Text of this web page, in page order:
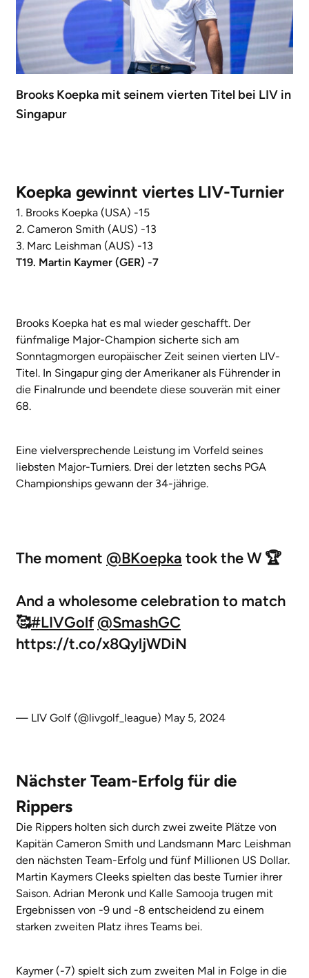
Brooks Koepka mit seinem vierten Titel bei LIV in
Singapur
Koepka gewinnt viertes LIV-Turnier
1. Brooks Koepka (USA) -15
2. Cameron Smith (AUS) -13
3. Marc Leishman (AUS) -13
T19. Martin Kaymer (GER) -7
Brooks Koepka hat es mal wieder geschafft. Der
fünfmalige Major-Champion sicherte sich am
Sonntagmorgen europäischer Zeit seinen vierten LIV-
Titel. In Singapur ging der Amerikaner als Führender in
die Finalrunde und beendete diese souverän mit einer
68.
Eine vielversprechende Leistung im Vorfeld seines
liebsten Major-Turniers. Drei der letzten sechs PGA
Championships gewann der 34-jährige.
The moment @BKoepka took the W 🏆
And a wholesome celebration to match
🥰#LIVGolf@SmashGC
https://t.co/x8QyljWDiN
— LIV Golf (@livgolf_league) May 5, 2024
Nächster Team-Erfolg für die
Rippers
Die Rippers holten sich durch zwei zweite Plätze von
Kapitän Cameron Smith und Landsmann Marc Leishman
den nächsten Team-Erfolg und fünf Millionen US Dollar.
Martin Kaymers Cleeks spielten das beste Turnier ihrer
Saison. Adrian Meronk und Kalle Samooja trugen mit
Ergebnissen von -9 und -8 entscheidend zu einem
starken zweiten Platz ihres Teams bei.
Kaymer (-7) spielt sich zum zweiten Mal in Folge in die